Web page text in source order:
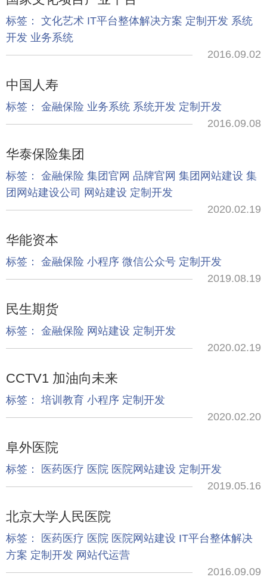
标签： 文化艺术 IT平台整体解决方案 定制开发 系统
开发 业务系统
2016.09.02
中国人寿
标签： 金融保险 业务系统 系统开发 定制开发
2016.09.08
华泰保险集团
标签： 金融保险 集团官网 品牌官网 集团网站建设 集
团网站建设公司
网站建设 定制开发
2020.02.19
华能资本
标签： 金融保险 小程序 微信公众号 定制开发
2019.08.19
民生期货
标签： 金融保险 网站建设 定制开发
2020.02.19
CCTV1 加油向未来
标签： 培训教育 小程序 定制开发
2020.02.20
阜外医院
标签： 医药医疗 医院 医院网站建设 定制开发
2019.05.16
北京大学人民医院
标签： 医药医疗 医院 医院网站建设 IT平台整体解决
方案 定制开发 网站代运营
2016.09.09